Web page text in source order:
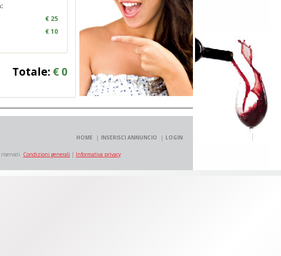
€ 25
€ 10
Totale: € 0
HOME INSERISCI ANNUNCIO LOGIN
Condizioni generali | Informativa privacy